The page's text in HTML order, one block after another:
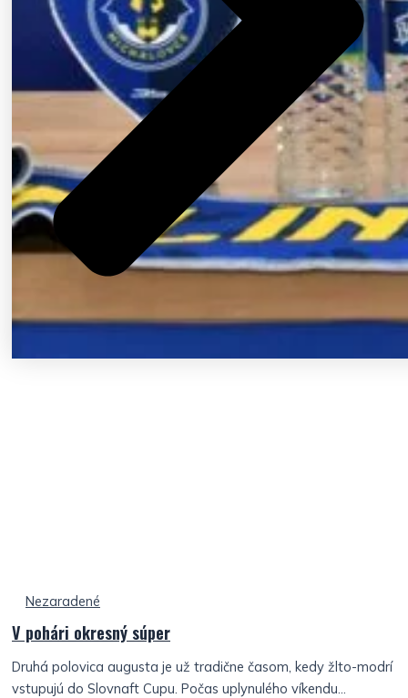
Nezaradené
V pohári okresný súper
Druhá polovica augusta je už tradične časom, kedy žlto-modrí
vstupujú do Slovnaft Cupu. Počas uplynulého víkendu...